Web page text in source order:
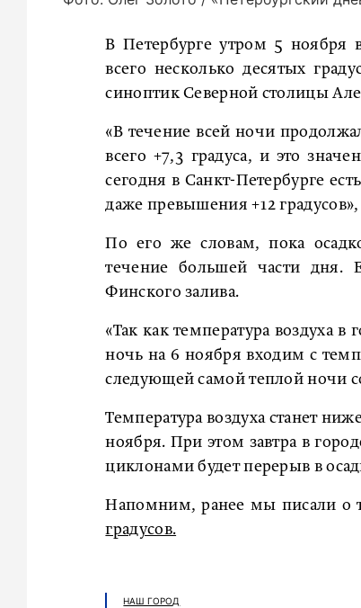
В Петербурге утром 5 ноября
всего несколько десятых
синоптик Северной столицы
«В течение всей ночи
всего +7,3 градуса, и это
сегодня в Санкт-Петербурге
даже превышения +12
По его же словам, пока
течение большей части дня.
Финского залива.
«Так как температура воздуха
ночь на 6 ноября входим с
следующей самой теплой ночи
Температура воздуха станет
ноября. При этом завтра в
циклонами будет перерыв в
Напомним, ранее мы писали о
градусов.
НАШ ГОРОД